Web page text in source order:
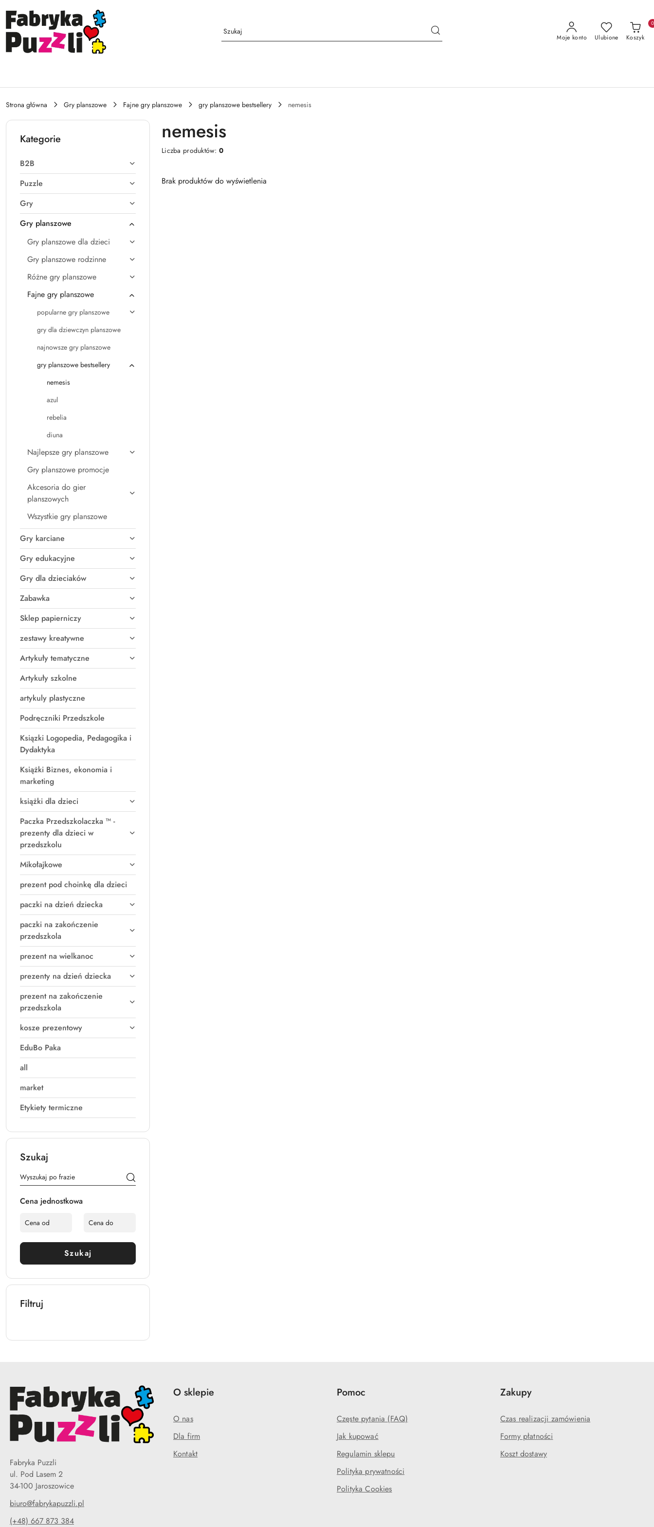
Przejdź do treści głównej
Przejdź do wyszukiwarki
Przejdź do moje konto
Przejdź do menu głównego
Przejdź do stopki
Moje konto Ulubione Koszyk
0
Strona główna Gry planszowe Fajne gry planszowe gry planszowe bestsellery nemesis
Kategorie
B2B
Puzzle
Gry
Gry planszowe
Gry planszowe dla dzieci
Gry planszowe rodzinne
Różne gry planszowe
Fajne gry planszowe
popularne gry planszowe
gry dla dziewczyn planszowe
najnowsze gry planszowe
gry planszowe bestsellery
nemesis
azul
rebelia
diuna
Najlepsze gry planszowe
Gry planszowe promocje
Akcesoria do gier
planszowych
Wszystkie gry planszowe
Gry karciane
Gry edukacyjne
Gry dla dzieciaków
Zabawka
Sklep papierniczy
zestawy kreatywne
Artykuły tematyczne
Artykuły szkolne
artykuly plastyczne
Podręczniki Przedszkole
Ksiązki Logopedia, Pedagogika i
Dydaktyka
Książki Biznes, ekonomia i
marketing
książki dla dzieci
Paczka Przedszkolaczka ™ -
prezenty dla dzieci w
przedszkolu
Mikołajkowe
prezent pod choinkę dla dzieci
paczki na dzień dziecka
paczki na zakończenie
przedszkola
prezent na wielkanoc
prezenty na dzień dziecka
prezent na zakończenie
przedszkola
kosze prezentowy
EduBo Paka
all
market
Etykiety termiczne
Szukaj
Cena jednostkowa
Szukaj
Filtruj
nemesis
Liczba produktów:0
Brak produktów do wyświetlenia
Fabryka Puzzli
ul. Pod Lasem 2
34-100 Jaroszowice
biuro@fabrykapuzzli.pl
(+48) 667 873 384
O sklepie
O nas
Dla firm
Kontakt
Pomoc
Częste pytania (FAQ)
Jak kupować
Regulamin sklepu
Polityka prywatności
Polityka Cookies
Zakupy
Czas realizacji zamówienia
Formy płatności
Koszt dostawy